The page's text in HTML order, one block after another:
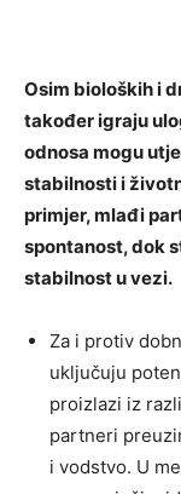
Osim bioloških i
također igraju
odnosa mogu
stabilnosti i
primjer, mlađi
spontanost, dok
stabilnost u vezi.
Za i protiv
uključuju
proizlazi iz
partneri
i vodstvo. U